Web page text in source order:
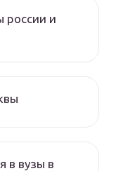
россии и
в вузы в